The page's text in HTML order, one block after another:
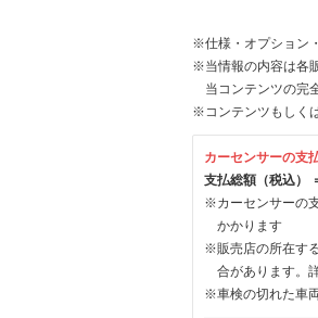
※仕様・オプション
※当情報の内容は各
当コンテンツの完
※コンテンツもしく
カーセンサーの支
支払総額（税込）
※カーセンサーの
かかります
※販売店の所在す
合があります。
※車検の切れた車